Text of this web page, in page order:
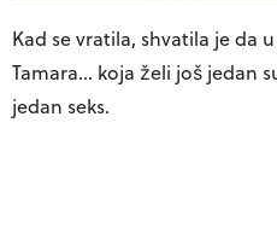
Kad se vratila, shvatila je da
Tamara… koja želi još jedan
jedan seks.